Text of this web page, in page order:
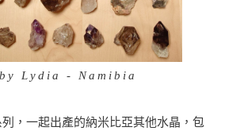
Lydia - Namibia
，一起出產的納米比亞其他水晶，包